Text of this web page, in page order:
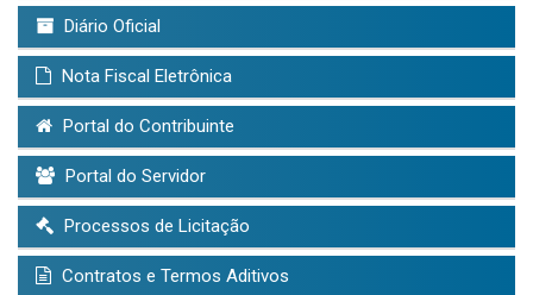
Diário Oficial
Nota Fiscal Eletrônica
Portal do Contribuinte
Portal do Servidor
Processos de Licitação
Contratos e Termos Aditivos